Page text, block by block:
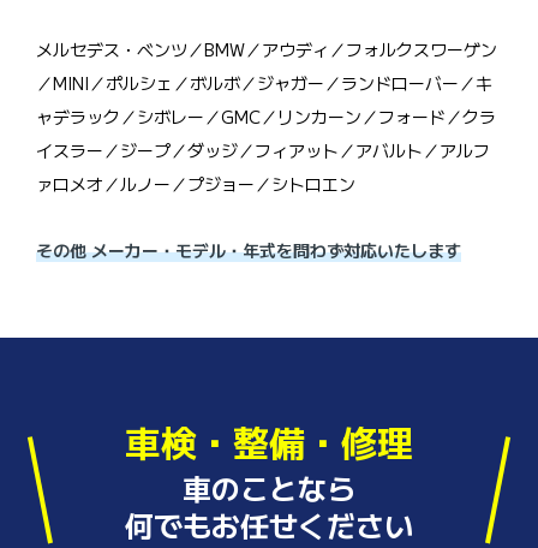
メルセデス・ベンツ／BMW／アウディ／フォルクスワーゲン
／MINI／ポルシェ／ボルボ／ジャガー／ランドローバー／キ
ャデラック／シボレー／GMC／リンカーン／フォード／クラ
イスラー／ジープ／ダッジ／フィアット／アバルト／アルフ
ァロメオ／ルノー／プジョー／シトロエン
その他 メーカー・モデル・年式を問わず対応いたします
車検・整備・修理
車のことなら
何でもお任せください